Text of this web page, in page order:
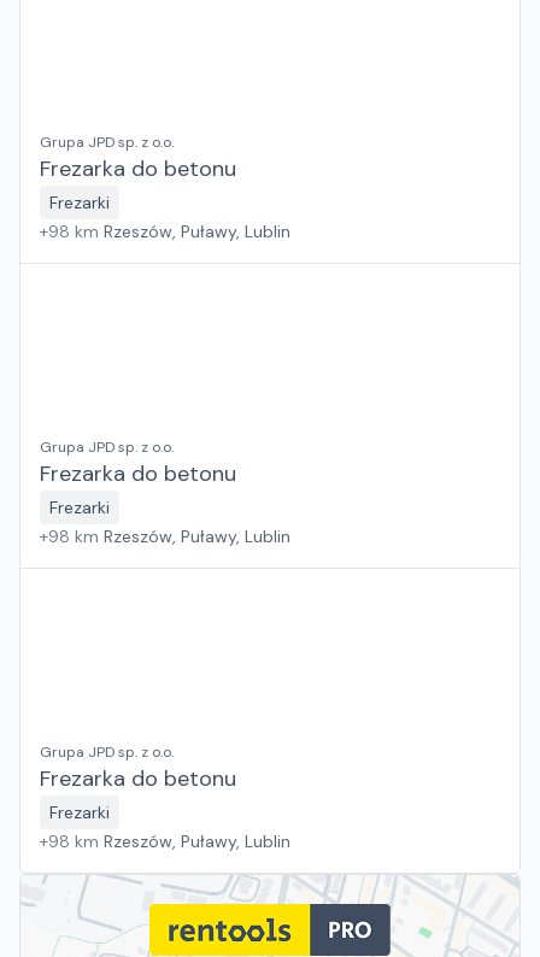
Grupa JPD sp. z o.o.
Frezarka do betonu
Frezarki
+98 km Rzeszów, Puławy, Lublin
Grupa JPD sp. z o.o.
Frezarka do betonu
Frezarki
+98 km Rzeszów, Puławy, Lublin
Grupa JPD sp. z o.o.
Frezarka do betonu
Frezarki
+98 km Rzeszów, Puławy, Lublin